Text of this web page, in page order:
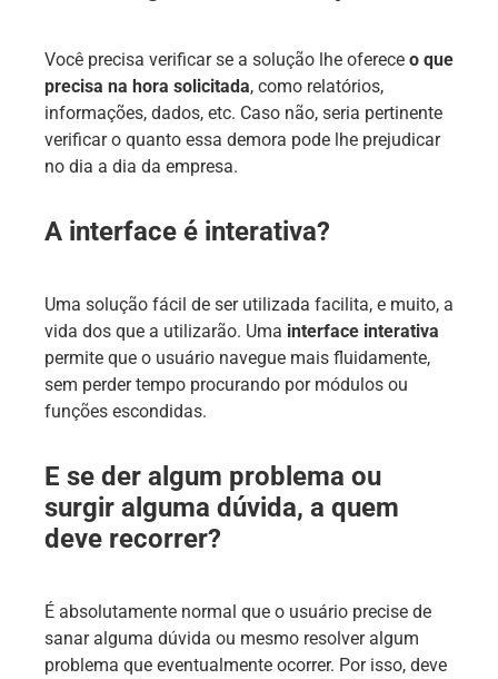
Você precisa verificar se a solução lhe oferece o que
precisa na hora solicitada, como relatórios,
informações, dados, etc. Caso não, seria pertinente
verificar o quanto essa demora pode lhe prejudicar
no dia a dia da empresa.
A interface é interativa?
Uma solução fácil de ser utilizada facilita, e muito, a
vida dos que a utilizarão. Uma interface interativa
permite que o usuário navegue mais fluidamente,
sem perder tempo procurando por módulos ou
funções escondidas.
E se der algum problema ou
surgir alguma dúvida, a quem
deve recorrer?
É absolutamente normal que o usuário precise de
sanar alguma dúvida ou mesmo resolver algum
problema que eventualmente ocorrer. Por isso, deve